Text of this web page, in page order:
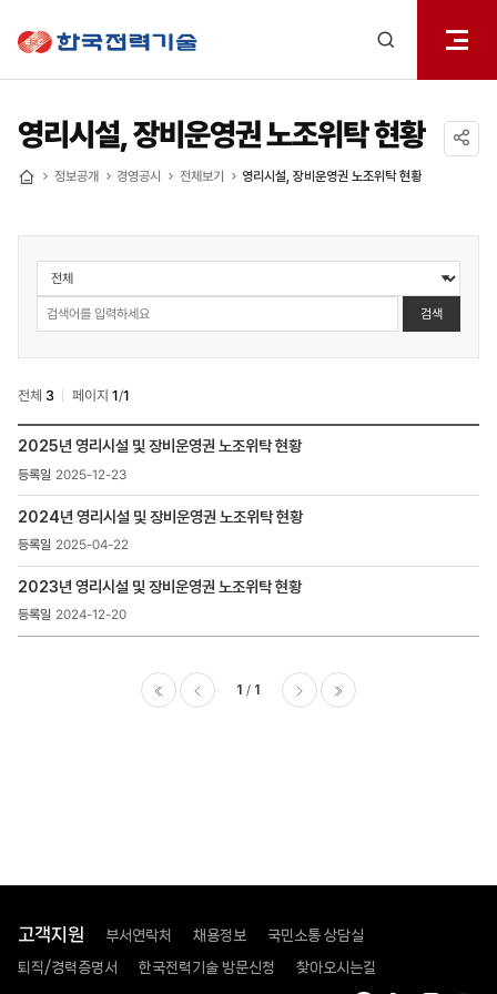
열기
열기
영리시설, 장비운영권 노조위탁 현황
정보공개 경영공시 전체보기 영리시설, 장비운영권 노조위탁 현황
정보공개
>
경영공시
>
노조운영비
검색
검색
전체 3 페이지 1/1
>
경영공시
>
노조운영비
지원
-
제목,
2025년 영리시설 및 장비운영권 노조위탁 현황
2025-12-23
2024년 영리시설 및 장비운영권 노조위탁 현황
2025-04-22
2023년 영리시설 및 장비운영권 노조위탁 현황
2024-12-20
1 1
고객지원 부서연락처 채용정보 국민소통 상담실
퇴직/경력증명서 한국전력기술 방문신청 찾아오시는길